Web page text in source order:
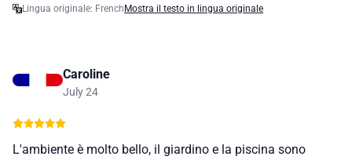
Lingua originale: French Mostra il testo in lingua originale
Caroline
July 24
L'ambiente è molto bello, il giardino e la piscina sono